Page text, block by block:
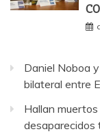
Daniel Noboa
bilateral entre
Hallan
desaparecidos